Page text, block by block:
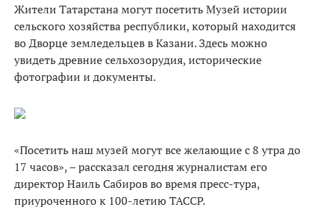
Жители Татарстана могут посетить Музей истории
сельского хозяйства республики, который находится
во Дворце земледельцев в Казани. Здесь можно
увидеть древние сельхозорудия, исторические
фотографии и документы.
«Посетить наш музей могут все желающие с 8 утра до
17 часов», – рассказал сегодня журналистам его
директор Наиль Сабиров во время пресс-тура,
приуроченного к 100-летию ТАССР.